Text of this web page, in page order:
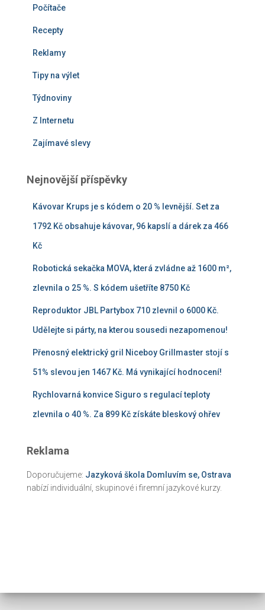
Počítače
Recepty
Reklamy
Tipy na výlet
Týdnoviny
Z Internetu
Zajímavé slevy
Nejnovější příspěvky
Kávovar Krups je s kódem o 20 % levnější. Set za
1792 Kč obsahuje kávovar, 96 kapslí a dárek za 466
Kč
Robotická sekačka MOVA, která zvládne až 1600 m²,
zlevnila o 25 %. S kódem ušetříte 8750 Kč
Reproduktor JBL Partybox 710 zlevnil o 6000 Kč.
Udělejte si párty, na kterou sousedi nezapomenou!
Přenosný elektrický gril Niceboy Grillmaster stojí s
51% slevou jen 1467 Kč. Má vynikající hodnocení!
Rychlovarná konvice Siguro s regulací teploty
zlevnila o 40 %. Za 899 Kč získáte bleskový ohřev
Reklama
Doporučujeme: Jazyková škola Domluvím se, Ostrava
nabízí individuální, skupinové i firemní jazykové kurzy.